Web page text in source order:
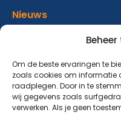
Om de beste ervaringen te
zoals cookies om informatie
raadplegen. Door in te
wij gegevens zoals
verwerken. Als je geen
Nieuws
Donatie
Contact